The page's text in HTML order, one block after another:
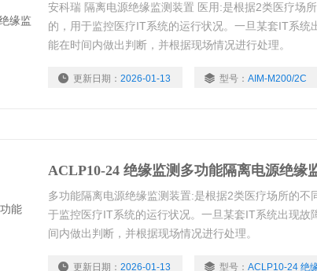
安科瑞 隔离电源绝缘监测装置 医用:是根据2类医疗场
的，用于监控医疗IT系统的运行状况。一旦某套IT系统
能在时间内做出判断，并根据现场情况进行处理。
更新日期： 2026-01-13 型号： AIM-M200/2C
ACLP10-24 绝缘监测多功能隔离电源绝缘
多功能隔离电源绝缘监测装置:是根据2类医疗场所的不
于监控医疗IT系统的运行状况。一旦某套IT系统出现故
间内做出判断，并根据现场情况进行处理。
更新日期： 2026-01-13 型号： ACLP10-24 绝